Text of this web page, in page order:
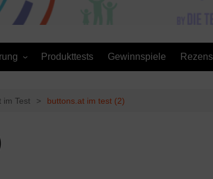
Produkttests Gewinnspiele
im Test buttons.at im test (2)